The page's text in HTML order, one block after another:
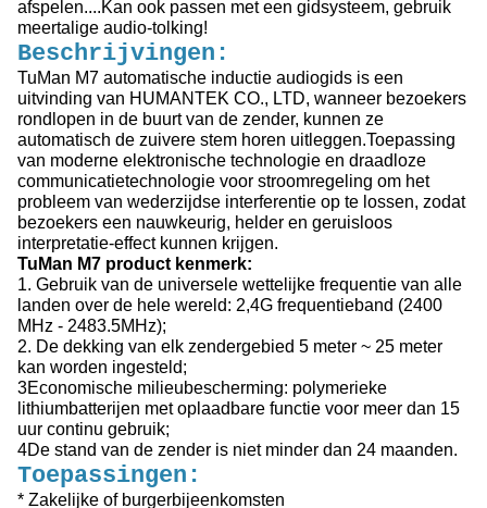
afspelen....Kan ook passen met een gidsysteem, gebruik
meertalige audio-tolking!
Beschrijvingen:
TuMan M7 automatische inductie audiogids is een
uitvinding van HUMANTEK CO., LTD, wanneer bezoekers
rondlopen in de buurt van de zender, kunnen ze
automatisch de zuivere stem horen uitleggen.Toepassing
van moderne elektronische technologie en draadloze
communicatietechnologie voor stroomregeling om het
probleem van wederzijdse interferentie op te lossen, zodat
bezoekers een nauwkeurig, helder en geruisloos
interpretatie-effect kunnen krijgen.
TuMan M7 product kenmerk:
1. Gebruik van de universele wettelijke frequentie van alle
landen over de hele wereld: 2,4G frequentieband (2400
MHz - 2483.5MHz);
2. De dekking van elk zendergebied 5 meter ~ 25 meter
kan worden ingesteld;
3Economische milieubescherming: polymerieke
lithiumbatterijen met oplaadbare functie voor meer dan 15
uur continu gebruik;
4De stand van de zender is niet minder dan 24 maanden.
Toepassingen:
* Zakelijke of burgerbijeenkomsten